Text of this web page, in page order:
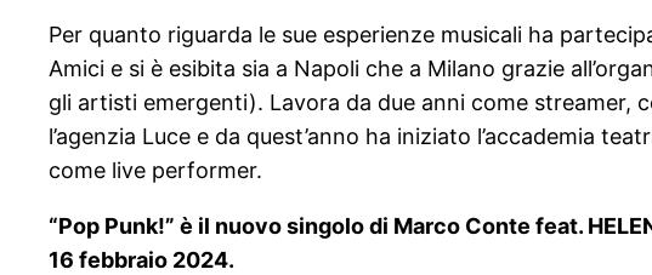
Per quanto riguarda le sue esperienze musicali ha
Amici e si è esibita sia a Napoli che a Milano grazie
gli artisti emergenti). Lavora da due anni come streamer,
l’agenzia Luce e da quest’anno ha iniziato l’accademia
come live performer.
“Pop Punk!” è il nuovo singolo di Marco Conte feat.
16 febbraio 2024.